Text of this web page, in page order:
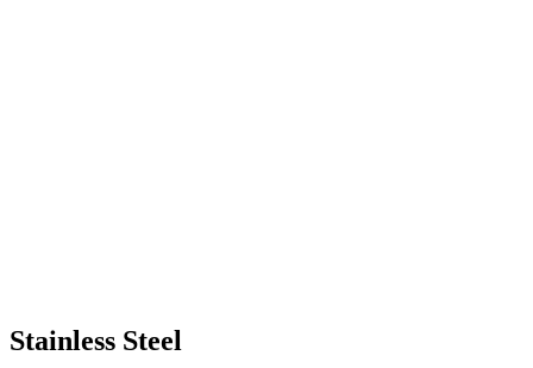
Stainless Steel